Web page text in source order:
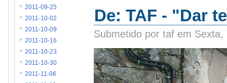
De: TAF - "Dar
Submetido por taf em
2011-09-25
2011-10-02
2011-10-09
2011-10-16
2011-10-23
2011-10-30
2011-11-06